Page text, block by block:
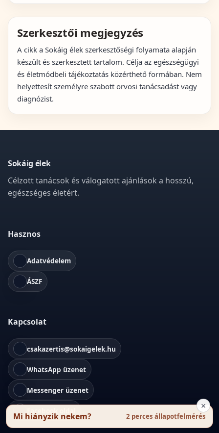
×
Mi hiányzik nekem? 2 perces állapotfelmérés
Szerkesztői megjegyzés
A cikk a Sokáig élek szerkesztőségi folyamata alapján
készült és szerkesztett tartalom. Célja az egészségügyi
és életmódbeli tájékoztatás közérthető formában. Nem
helyettesít személyre szabott orvosi tanácsadást vagy
diagnózist.
Sokáig élek
Célzott tanácsok és válogatott ajánlások a hosszú,
egészséges életért.
Hasznos
Adatvédelem
ÁSZF
Kapcsolat
csakazertis@sokaigelek.hu
WhatsApp üzenet
Messenger üzenet
Facebook oldal